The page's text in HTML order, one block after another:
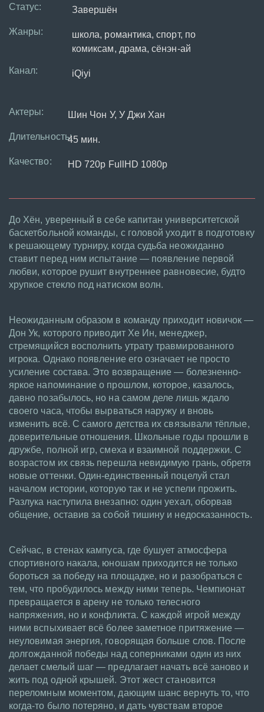
Статус: Завершён
Жанры:
школа, романтика, спорт, по
комиксам, драма, сёнэн-ай
Канал: iQiyi
Актеры: Шин Чон У, У Джи Хан
Длительность:45 мин.
Качество: HD 720p FullHD 1080p
До Хён, уверенный в себе капитан университетской
баскетбольной команды, с головой уходит в подготовку
к решающему турниру, когда судьба неожиданно
ставит перед ним испытание — появление первой
любви, которое рушит внутреннее равновесие, будто
хрупкое стекло под натиском волн.
Неожиданным образом в команду приходит новичок —
Дон Ук, которого приводит Хе Ин, менеджер,
стремящийся восполнить утрату травмированного
игрока. Однако появление его означает не просто
усиление состава. Это возвращение — болезненно-
яркое напоминание о прошлом, которое, казалось,
давно позабылось, но на самом деле лишь ждало
своего часа, чтобы вырваться наружу и вновь
изменить всё. С самого детства их связывали тёплые,
доверительные отношения. Школьные годы прошли в
дружбе, полной игр, смеха и взаимной поддержки. С
возрастом их связь перешла невидимую грань, обретя
новые оттенки. Один-единственный поцелуй стал
началом истории, которую так и не успели прожить.
Разлука наступила внезапно: один уехал, оборвав
общение, оставив за собой тишину и недосказанность.
Сейчас, в стенах кампуса, где бушует атмосфера
спортивного накала, юношам приходится не только
бороться за победу на площадке, но и разобраться с
тем, что пробудилось между ними теперь. Чемпионат
превращается в арену не только телесного
напряжения, но и конфликта. С каждой игрой между
ними вспыхивает всё более заметное притяжение —
неуловимая энергия, говорящая больше слов. После
долгожданной победы над соперниками один из них
делает смелый шаг — предлагает начать всё заново и
жить под одной крышей. Этот жест становится
переломным моментом, дающим шанс вернуть то, что
когда-то было потеряно, и дать чувствам второе